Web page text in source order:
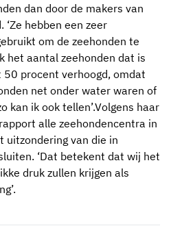
dan door de makers van
hebben een zeer
om de zeehonden te
het aantal zeehonden dat is
50 procent verhoogd, omdat
net onder water waren of
kan ik ook tellen’.Volgens haar
alle zeehondencentra in
uitzondering van die in
‘Dat betekent dat wij het
druk zullen krijgen als